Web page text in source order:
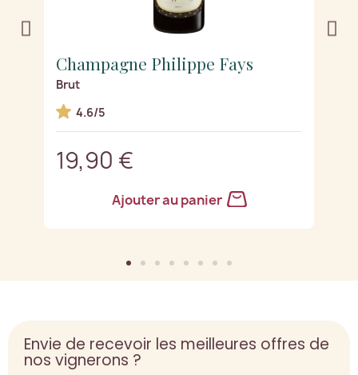
Champagne Philippe Fays
Brut
4.6/5
19,90 €
Ajouter au panier
Envie de recevoir les meilleures offres de
nos vignerons ?